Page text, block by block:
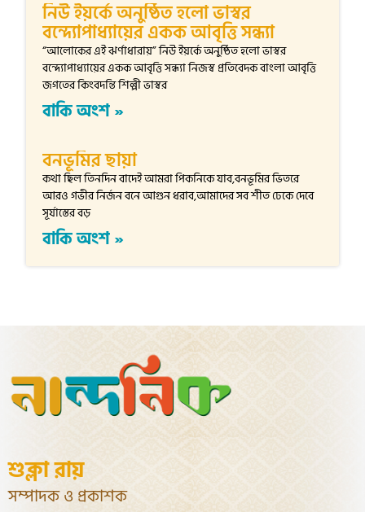
নিউ ইয়র্কে অনুষ্ঠিত হলো ভাস্বর
বন্দ্যোপাধ্যায়ের একক আবৃত্তি সন্ধ্যা
“আলোকের এই ঝর্ণাধারায়” নিউ ইয়র্কে অনুষ্ঠিত হলো ভাস্বর
বন্দ্যোপাধ্যায়ের একক আবৃত্তি সন্ধ্যা নিজস্ব প্রতিবেদক বাংলা আবৃত্তি
জগতের কিংবদন্তি শিল্পী ভাস্বর
বাকি অংশ »
বনভূমির ছায়া
কথা ছিল তিনদিন বাদেই আমরা পিকনিকে যাব,বনভূমির ভিতরে
আরও গভীর নির্জন বনে আগুন ধরাব,আমাদের সব শীত ঢেকে দেবে
সূর্যাস্তের বড়
বাকি অংশ »
শুক্লা রায়
সম্পাদক ও প্রকাশক